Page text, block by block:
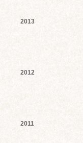
2013
2012
2011